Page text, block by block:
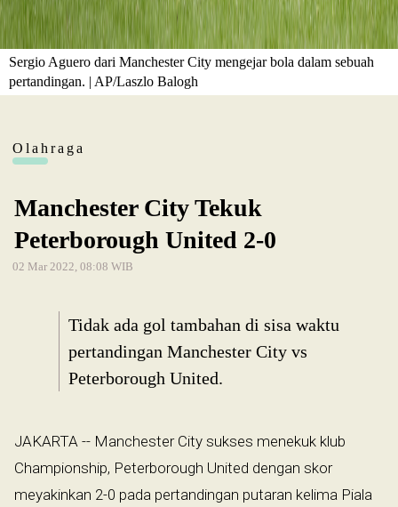
Sergio Aguero dari Manchester City mengejar bola dalam sebuah
pertandingan. | AP/Laszlo Balogh
Olahraga
Manchester City Tekuk
Peterborough United 2-0
02 Mar 2022, 08:08 WIB
Tidak ada gol tambahan di sisa waktu
pertandingan Manchester City vs
Peterborough United.
JAKARTA -- Manchester City sukses menekuk klub
Championship, Peterborough United dengan skor
meyakinkan 2-0 pada pertandingan putaran kelima Piala